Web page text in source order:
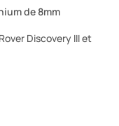
de 8mm
Discovery III et